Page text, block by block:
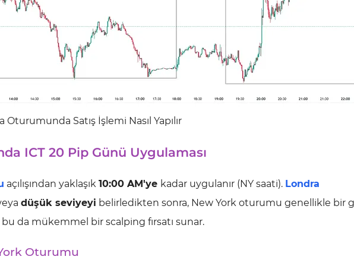
Oturumunda Satış İşlemi Nasıl Yapılır
ICT 20 Pip Günü Uygulaması
açılışından yaklaşık 10:00 AM'ye kadar uygulanır (NY saati). Londra
düşük seviyeyi belirledikten sonra, New York oturumu genellikle bir
bu da mükemmel bir scalping fırsatı sunar.
Oturumu